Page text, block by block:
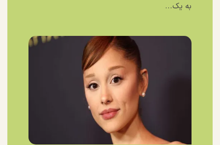
به یک...